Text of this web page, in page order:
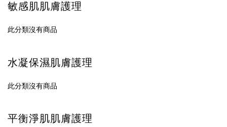
敏感肌肌膚護理
此分類沒有商品
水凝保濕肌膚護理
此分類沒有商品
平衡淨肌肌膚護理